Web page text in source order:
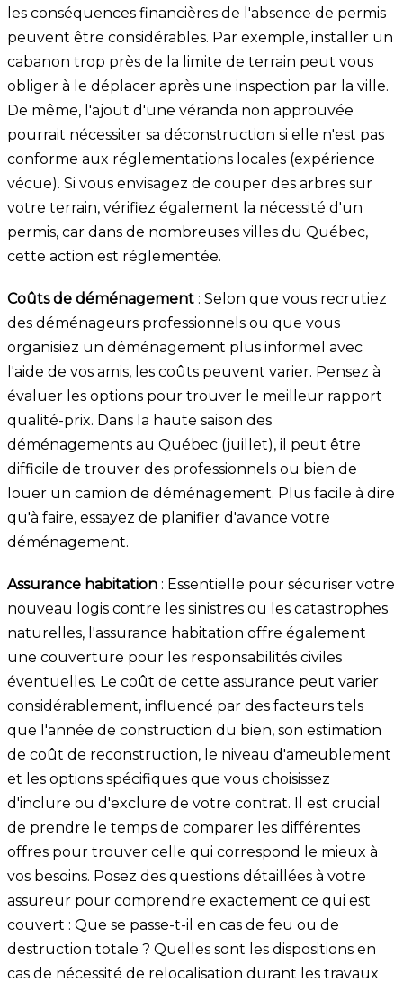
les conséquences financières de l'absence de permis
peuvent être considérables. Par exemple, installer un
cabanon trop près de la limite de terrain peut vous
obliger à le déplacer après une inspection par la ville.
De même, l'ajout d'une véranda non approuvée
pourrait nécessiter sa déconstruction si elle n'est pas
conforme aux réglementations locales (expérience
vécue). Si vous envisagez de couper des arbres sur
votre terrain, vérifiez également la nécessité d'un
permis, car dans de nombreuses villes du Québec,
cette action est réglementée.
Coûts de déménagement : Selon que vous recrutiez
des déménageurs professionnels ou que vous
organisiez un déménagement plus informel avec
l'aide de vos amis, les coûts peuvent varier. Pensez à
évaluer les options pour trouver le meilleur rapport
qualité-prix. Dans la haute saison des
déménagements au Québec (juillet), il peut être
difficile de trouver des professionnels ou bien de
louer un camion de déménagement. Plus facile à dire
qu'à faire, essayez de planifier d'avance votre
déménagement.
Assurance habitation : Essentielle pour sécuriser votre
nouveau logis contre les sinistres ou les catastrophes
naturelles, l'assurance habitation offre également
une couverture pour les responsabilités civiles
éventuelles. Le coût de cette assurance peut varier
considérablement, influencé par des facteurs tels
que l'année de construction du bien, son estimation
de coût de reconstruction, le niveau d'ameublement
et les options spécifiques que vous choisissez
d'inclure ou d'exclure de votre contrat. Il est crucial
de prendre le temps de comparer les différentes
offres pour trouver celle qui correspond le mieux à
vos besoins. Posez des questions détaillées à votre
assureur pour comprendre exactement ce qui est
couvert : Que se passe-t-il en cas de feu ou de
destruction totale ? Quelles sont les dispositions en
cas de nécessité de relocalisation durant les travaux